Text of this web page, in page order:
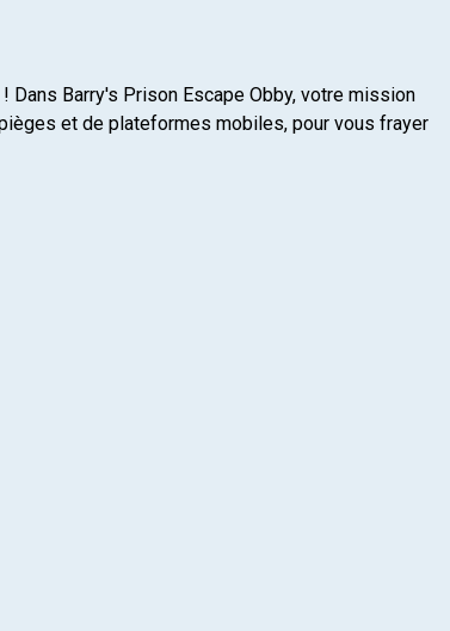
Barry's Prison Escape Obby, votre mission
et de plateformes mobiles, pour vous frayer